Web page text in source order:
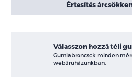
Értesítés
Válasszon hozzá téli
Gumiabroncsok minden
webáruházunkban.